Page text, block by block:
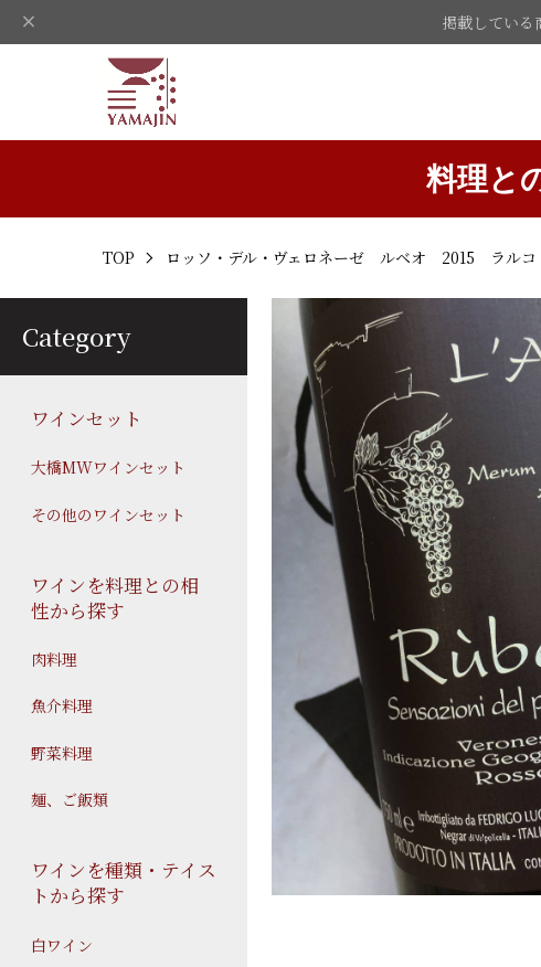
掲載している
料理と
Category
ワインセット
大橋MWワインセット
その他のワインセット
ワインを料理との相
性から探す
肉料理
魚介料理
野菜料理
麺、ご飯類
ワインを種類・テイス
トから探す
白ワイン
TOP ロッソ・デル・ヴェロネーゼ ルベオ 2015 ラル